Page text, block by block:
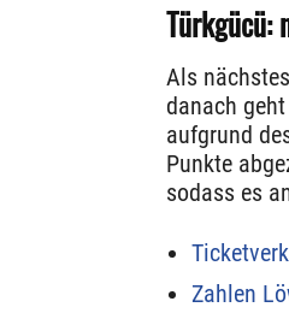
Türkgücü:
Als
danach
aufgrund
Punkte
sodass es
Zahlen